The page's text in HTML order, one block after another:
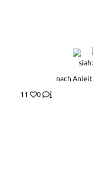
nach
11
0